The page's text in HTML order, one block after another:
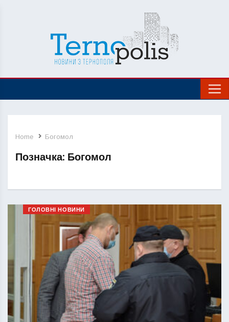
Home Богомол
Позначка: Богомол
ГОЛОВНІ НОВИНИ